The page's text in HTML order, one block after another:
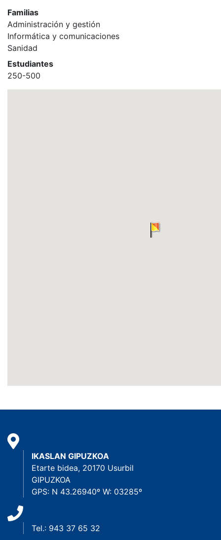
Familias
Administración y gestión
Informática y comunicaciones
Sanidad
Estudiantes
250-500
IKASLAN GIPUZKOA
Etarte bidea, 20170 Usurbil
GIPUZKOA
GPS: N 43.26940º W: 03285º
Tel.: 943 37 65 32